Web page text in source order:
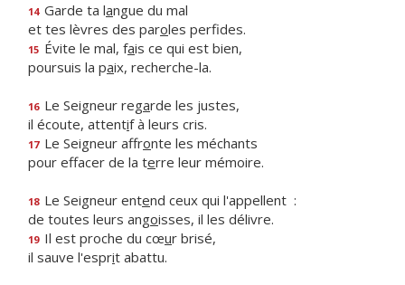
14 Garde ta langue du mal
et tes lèvres des paroles perfides.
15 Évite le mal, fais ce qui est bien,
poursuis la paix, recherche-la.
16 Le Seigneur regarde les justes,
il écoute, attentif à leurs cris.
17 Le Seigneur affronte les méchants
pour effacer de la terre leur mémoire.
18 Le Seigneur entend ceux qui l'appellent :
de toutes leurs angoisses, il les délivre.
19 Il est proche du cœur brisé,
il sauve l'esprit abattu.